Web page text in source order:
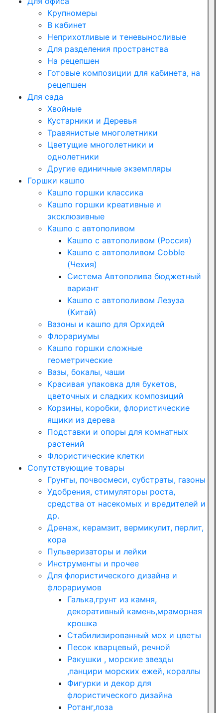
Крупномеры
В кабинет
Неприхотливые и теневыносливые
Для разделения пространства
На рецепшен
Готовые композиции для кабинета, на
рецепшен
Для сада
Хвойные
Кустарники и Деревья
Травянистые многолетники
Цветущие многолетники и
однолетники
Другие единичные экземпляры
Горшки кашпо
Кашпо горшки классика
Кашпо горшки креативные и
эксклюзивные
Кашпо с автополивом
Кашпо с автополивом (Россия)
Кашпо с автополивом Cobble
(Чехия)
Система Автополива бюджетный
вариант
Кашпо с автополивом Лезуза
(Китай)
Вазоны и кашпо для Орхидей
Флорариумы
Кашпо горшки сложные
геометрические
Вазы, бокалы, чаши
Красивая упаковка для букетов,
цветочных и сладких композиций
Корзины, коробки, флористические
ящики из дерева
Подставки и опоры для комнатных
растений
Флористические клетки
Сопутствующие товары
Грунты, почвосмеси, субстраты, газоны
Удобрения, стимуляторы роста,
средства от насекомых и вредителей и
др.
Дренаж, керамзит, вермикулит, перлит,
кора
Пульверизаторы и лейки
Инструменты и прочее
Для флористического дизайна и
флорариумов
Галька,грунт из камня,
декоративный камень,мраморная
крошка
Стабилизированный мох и цветы
Песок кварцевый, речной
Ракушки , морские звезды
,панцири морских ежей, кораллы
Фигурки и декор для
флористического дизайна
Ротанг,лоза